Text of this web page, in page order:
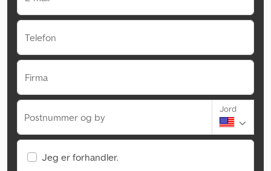
Telefon
Firma
Postnummer og by
Jord
Jeg er forhandler.